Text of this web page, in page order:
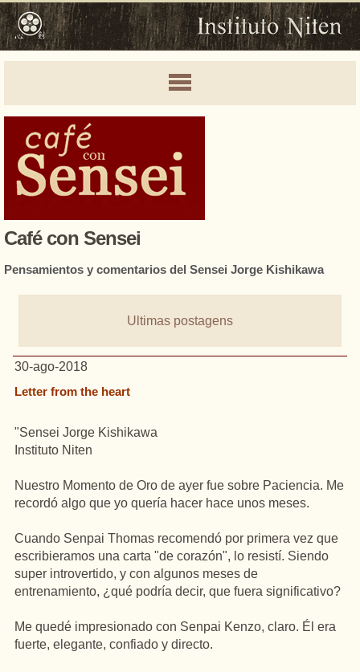
Café con Sensei
Pensamientos y comentarios del Sensei Jorge Kishikawa
Ultimas postagens
30-ago-2018
Letter from the heart
"Sensei Jorge Kishikawa
Instituto Niten
Nuestro Momento de Oro de ayer fue sobre Paciencia. Me
recordó algo que yo quería hacer hace unos meses.
Cuando Senpai Thomas recomendó por primera vez que
escribieramos una carta "de corazón", lo resistí. Siendo
super introvertido, y con algunos meses de
entrenamiento, ¿qué podría decir, que fuera significativo?
Me quedé impresionado con Senpai Kenzo, claro. Él era
fuerte, elegante, confiado y directo.